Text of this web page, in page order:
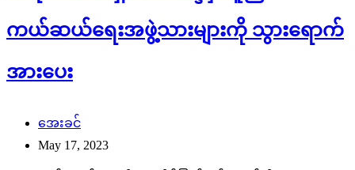
ကယ်ဆယ်ရေးအဖွဲ့သားများကို သွားရောက်
အားပေး
အေးခင်
May 17, 2023